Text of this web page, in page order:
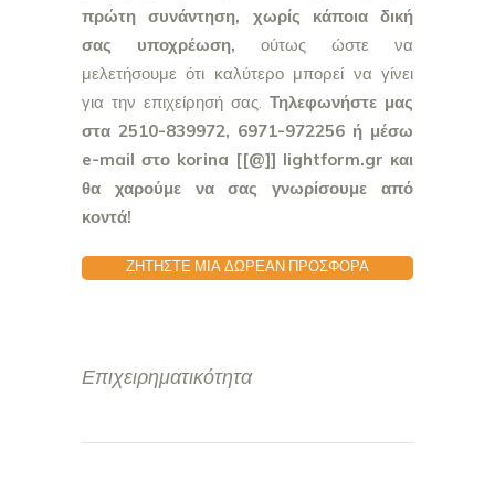
πρώτη συνάντηση, χωρίς κάποια δική
σας υποχρέωση, ούτως ώστε να
μελετήσουμε ότι καλύτερο μπορεί να γίνει
για την επιχείρησή σας. Τηλεφωνήστε μας
στα 2510-839972, 6971-972256 ή μέσω
e-mail στο korina [[@]] lightform.gr και
θα χαρούμε να σας γνωρίσουμε από
κοντά!
ΖΗΤΗΣΤΕ ΜΙΑ ΔΩΡΕΑΝ ΠΡΟΣΦΟΡΑ
Επιχειρηματικότητα